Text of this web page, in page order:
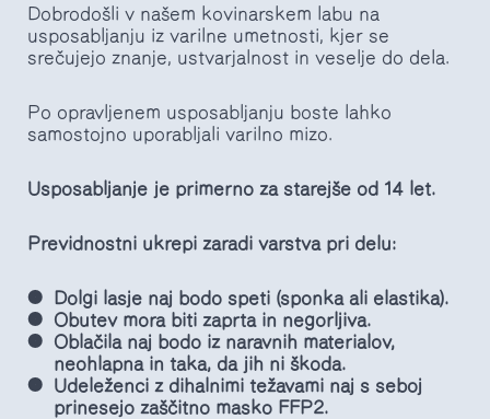
Dobrodošli v našem kovinarskem labu na
usposabljanju iz varilne umetnosti, kjer se
srečujejo znanje, ustvarjalnost in veselje do dela.
Po opravljenem usposabljanju boste lahko
samostojno uporabljali varilno mizo.
Usposabljanje je primerno za starejše od 14 let.
Previdnostni ukrepi zaradi varstva pri delu:
Dolgi lasje naj bodo speti (sponka ali elastika).
Obutev mora biti zaprta in negorljiva.
Oblačila naj bodo iz naravnih materialov,
neohlapna in taka, da jih ni škoda.
Udeleženci z dihalnimi težavami naj s seboj
prinesejo zaščitno masko FFP2.